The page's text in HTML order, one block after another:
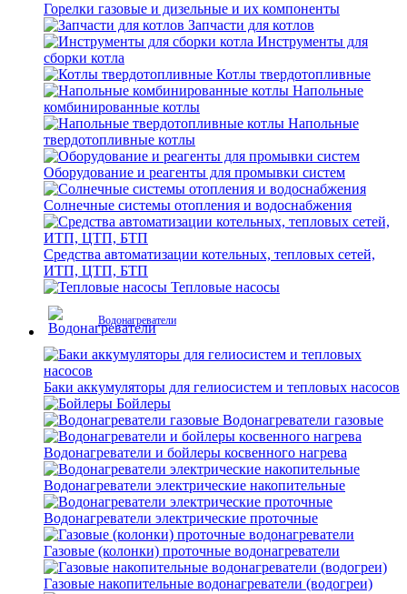
Горелки газовые и дизельные и их компоненты
Запчасти для котлов
Инструменты для
сборки котла
Котлы твердотопливные
Напольные
комбинированные котлы
Напольные
твердотопливные котлы
Оборудование и реагенты для промывки систем
Солнечные системы отопления и водоснабжения
Средства автоматизации котельных, тепловых сетей,
ИТП, ЦТП, БТП
Тепловые насосы
Водонагреватели
Баки аккумуляторы для гелиосистем и тепловых насосов
Бойлеры
Водонагреватели газовые
Водонагреватели и бойлеры косвенного нагрева
Водонагреватели электрические накопительные
Водонагреватели электрические проточные
Газовые (колонки) проточные водонагреватели
Газовые накопительные водонагреватели (водогреи)